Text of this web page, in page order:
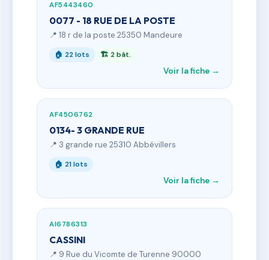
AF5443460
0077 - 18 RUE DE LA POSTE
📍 18 r de la poste 25350 Mandeure
🏠 22 lots 🏗 2 bât.
Voir la fiche →
AF4506762
0134- 3 GRANDE RUE
📍 3 grande rue 25310 Abbévillers
🏠 21 lots
Voir la fiche →
AI6786313
CASSINI
📍 9 Rue du Vicomte de Turenne 90000